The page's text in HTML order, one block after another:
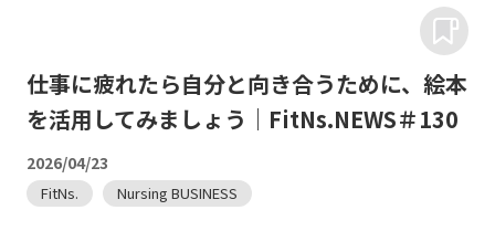
仕事に疲れたら自分と向き合うために、絵本
を活用してみましょう｜FitNs.NEWS＃130
2026/04/23
FitNs. Nursing BUSINESS